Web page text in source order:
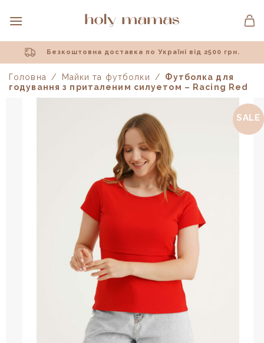
Безкоштовна доставка по Україні від 2500 грн.
Головна / Майки та футболки /
Футболка для
годування з приталеним силуетом – Racing Red
SALE